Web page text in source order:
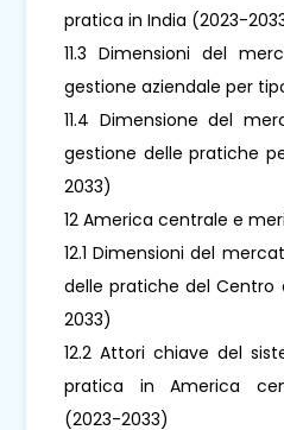
pratica in India (2023-
11.3 Dimensioni del
gestione aziendale per
11.4 Dimensione del
gestione delle pratiche
2033)
12 America centrale e
12.1 Dimensioni del
delle pratiche del Centro
2033)
12.2 Attori chiave del
pratica in America
(2023-2033)